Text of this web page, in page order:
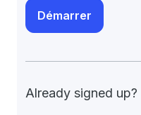
Already signed up?